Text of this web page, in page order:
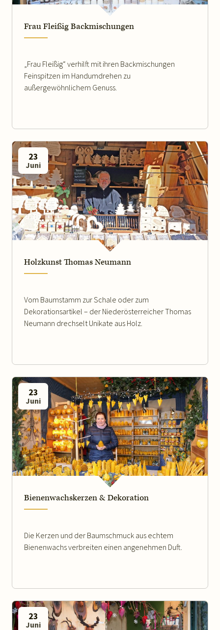
Frau Fleißig Backmischungen
„Frau Fleißig“ verhilft mit ihren Backmischungen
Feinspitzen im Handumdrehen zu
außergewöhnlichem Genuss.
WEITERLESEN
23
Juni
Holzkunst Thomas Neumann
Vom Baumstamm zur Schale oder zum
Dekorationsartikel – der Niederösterreicher Thomas
Neumann drechselt Unikate aus Holz.
WEITERLESEN
23
Juni
Bienenwachskerzen & Dekoration
Die Kerzen und der Baumschmuck aus echtem
Bienenwachs verbreiten einen angenehmen Duft.
23
Juni